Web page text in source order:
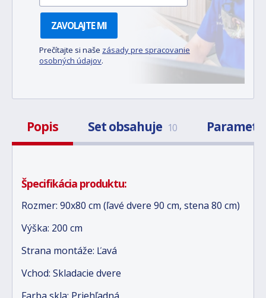
ZAVOLAJTE MI
Prečítajte si naše zásady pre spracovanie
osobných údajov.
Popis Set obsahuje 10
Špecifikácia produktu:
Rozmer: 90x80 cm (ľavé dvere 90 cm, stena 80 cm)
Výška: 200 cm
Strana montáže: Ľavá
Vchod: Skladacie dvere
Farba skla: Priehľadná